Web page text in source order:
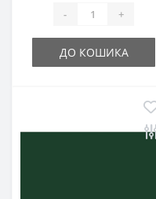
- +
ДО КОШИКА